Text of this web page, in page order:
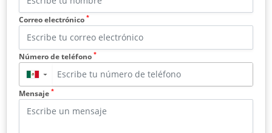
Correo electrónico *
Número de teléfono *
▼
Mensaje *